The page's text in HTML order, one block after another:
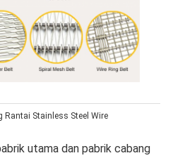
utama dan pabrik cabang